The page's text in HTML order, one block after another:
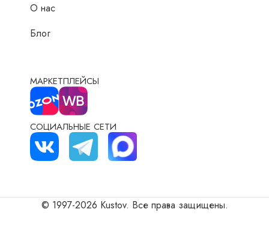
О нас
Блог
МАРКЕТПЛЕЙСЫ
СОЦИАЛЬНЫЕ СЕТИ
© 1997-2026 Kustov. Все права защищены.